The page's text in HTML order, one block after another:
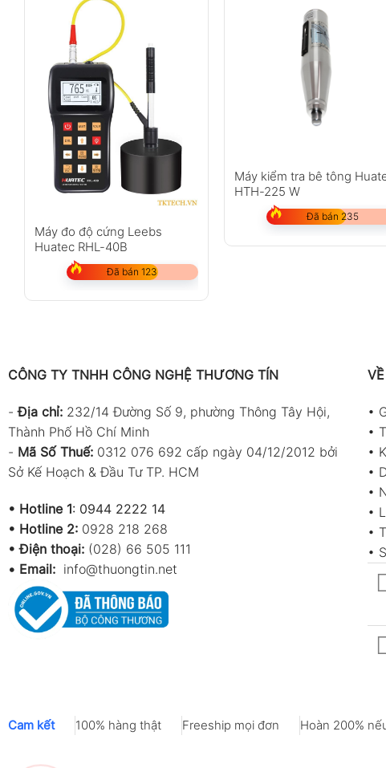
Máy đo độ cứng Leebs
Huatec RHL-40B
Đã bán 123
Máy kiểm tra bê tông
HTH-225 W
Đã bán 235
CÔNG TY TNHH CÔNG NGHỆ THƯƠNG TÍN
-Địa chỉ: 232/14 Đường Số 9, phường Thông Tây Hội,
Thành Phố Hồ Chí Minh
- Mã Số Thuế: 0312 076 692 cấp ngày 04/12/2012 bởi
Sở Kế Hoạch & Đầu Tư TP. HCM
• Hotline 1: 0944 2222 14
• Hotline 2: 0928 218 268
• Điện thoại: (028) 66 505 111
• Email: info@thuongtin.net
•
•
•
•
•
•
•
•
Cam kết 100% hàng thật Freeship mọi đơn Hoàn 200%